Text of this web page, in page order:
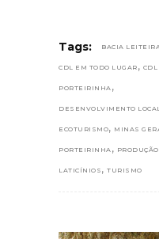
Tags: BACIA
CDL EM TODO LUGAR , CDL
PORTEIRINHA ,
DESENVOLVIMENTO
ECOTURISMO, MINAS
PORTEIRINHA ,
LATICÍNIOS , TURISMO